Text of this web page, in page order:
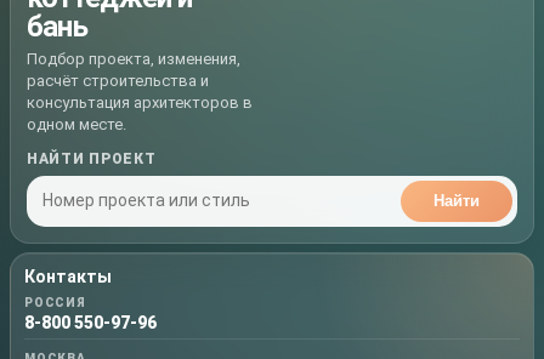
бань
Подбор проекта, изменения,
расчёт строительства и
консультация архитекторов в
одном месте.
НАЙТИ ПРОЕКТ
Найти
Контакты
РОССИЯ
8-800 550-97-96